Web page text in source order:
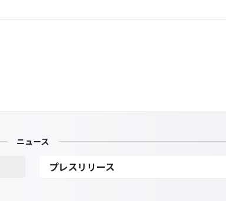
ニュース
プレスリリース